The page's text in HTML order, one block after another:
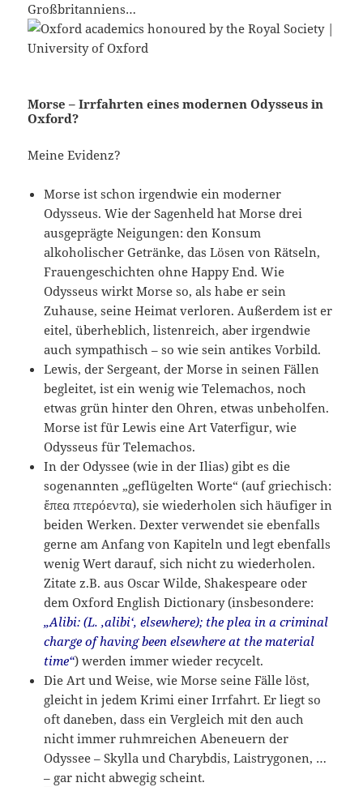
Großbritanniens…
Morse – Irrfahrten eines modernen Odysseus in
Oxford?
Meine Evidenz?
Morse ist schon irgendwie ein moderner
Odysseus. Wie der Sagenheld hat Morse drei
ausgeprägte Neigungen: den Konsum
alkoholischer Getränke, das Lösen von Rätseln,
Frauengeschichten ohne Happy End. Wie
Odysseus wirkt Morse so, als habe er sein
Zuhause, seine Heimat verloren. Außerdem ist er
eitel, überheblich, listenreich, aber irgendwie
auch sympathisch – so wie sein antikes Vorbild.
Lewis, der Sergeant, der Morse in seinen Fällen
begleitet, ist ein wenig wie Telemachos, noch
etwas grün hinter den Ohren, etwas unbeholfen.
Morse ist für Lewis eine Art Vaterfigur, wie
Odysseus für Telemachos.
In der Odyssee (wie in der Ilias) gibt es die
sogenannten „geflügelten Worte“ (auf griechisch:
ἔπεα πτερόεντα), sie wiederholen sich häufiger in
beiden Werken. Dexter verwendet sie ebenfalls
gerne am Anfang von Kapiteln und legt ebenfalls
wenig Wert darauf, sich nicht zu wiederholen.
Zitate z.B. aus Oscar Wilde, Shakespeare oder
dem Oxford English Dictionary (insbesondere:
„Alibi: (L. ‚alibi‘, elsewhere); the plea in a criminal
charge of having been elsewhere at the material
time“) werden immer wieder recycelt.
Die Art und Weise, wie Morse seine Fälle löst,
gleicht in jedem Krimi einer Irrfahrt. Er liegt so
oft daneben, dass ein Vergleich mit den auch
nicht immer ruhmreichen Abeneuern der
Odyssee – Skylla und Charybdis, Laistrygonen, …
– gar nicht abwegig scheint.